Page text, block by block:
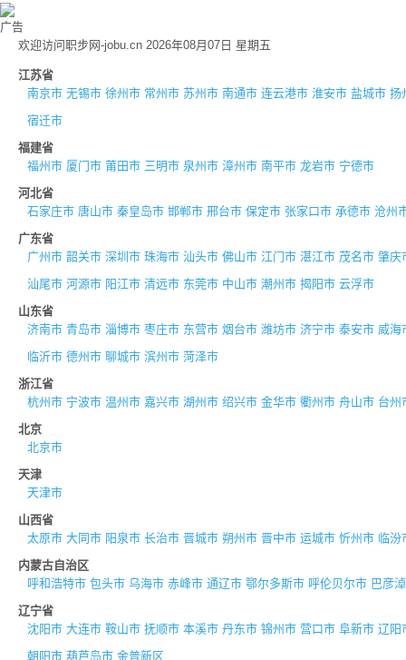
广告
欢迎访问职步网-jobu.cn 2026年08月07日 星期五
江苏省
南京市 无锡市 徐州市 常州市 苏州市 南通市 连云港市 淮安市 盐城市 扬
宿迁市
福建省
福州市 厦门市 莆田市 三明市 泉州市 漳州市 南平市 龙岩市 宁德市
河北省
石家庄市 唐山市 秦皇岛市 邯郸市 邢台市 保定市 张家口市 承德市 沧州
广东省
广州市 韶关市 深圳市 珠海市 汕头市 佛山市 江门市 湛江市 茂名市 肇庆
汕尾市 河源市 阳江市 清远市 东莞市 中山市 潮州市 揭阳市 云浮市
山东省
济南市 青岛市 淄博市 枣庄市 东营市 烟台市 潍坊市 济宁市 泰安市 威海
临沂市 德州市 聊城市 滨州市 菏泽市
浙江省
杭州市 宁波市 温州市 嘉兴市 湖州市 绍兴市 金华市 衢州市 舟山市 台州
北京
北京市
天津
天津市
山西省
太原市 大同市 阳泉市 长治市 晋城市 朔州市 晋中市 运城市 忻州市 临汾
内蒙古自治区
呼和浩特市 包头市 乌海市 赤峰市 通辽市 鄂尔多斯市 呼伦贝尔市 巴彦
辽宁省
沈阳市 大连市 鞍山市 抚顺市 本溪市 丹东市 锦州市 营口市 阜新市 辽阳
朝阳市 葫芦岛市 金普新区